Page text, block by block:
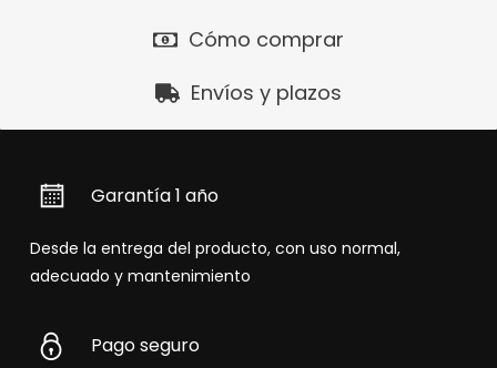
Cómo comprar
Envíos y plazos
Garantía 1 año
Desde la entrega del producto, con uso normal,
adecuado y mantenimiento
Pago seguro